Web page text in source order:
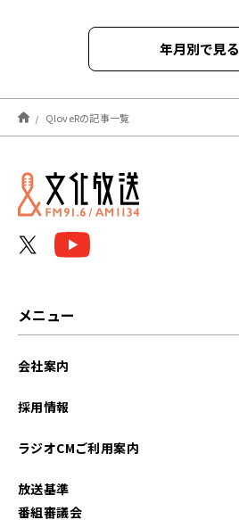
年月別で見る
2026年08月
2026年07月
2026年05月
QloveRの記事一覧
メニュー
会社案内
採用情報
ラジオCMご利用案内
放送基準
番組審議会